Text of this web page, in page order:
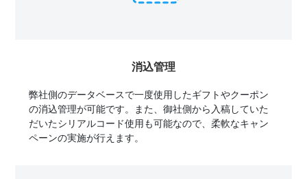
消込管理
弊社側のデータベースで一度使用したギフトやクーポン
の消込管理が可能です。また、御社側から入稿していた
だいたシリアルコード使用も可能なので、柔軟なキャン
ペーンの実施が行えます。